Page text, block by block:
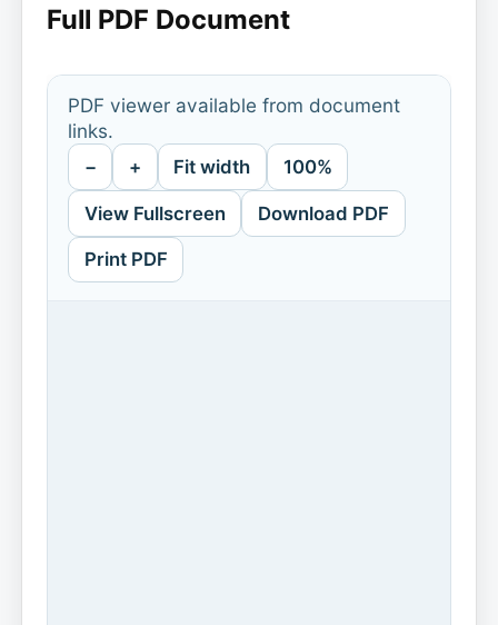
Full PDF Document
PDF viewer available from document
links.
− + Fit width 100%
View Fullscreen Download PDF
Print PDF